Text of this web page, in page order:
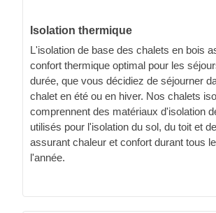
Isolation thermique
L'isolation de base des chalets en bois
confort thermique optimal pour les
durée, que vous décidiez de séjourner
chalet en été ou en hiver. Nos chalets
comprennent des matériaux d'isolation
utilisés pour l'isolation du sol, du toit et
assurant chaleur et confort durant tous
l'année.